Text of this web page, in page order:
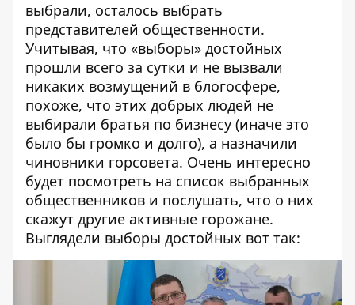
выбрали, осталось выбрать
представителей общественности.
Учитывая, что «выборы» достойных
прошли всего за сутки и не вызвали
никаких возмущений в блогосфере,
похоже, что этих добрых людей не
выбирали братья по бизнесу (иначе это
было бы громко и долго), а назначили
чиновники горсовета. Очень интересно
будет посмотреть на список выбранных
общественников и послушать, что о них
скажут другие активные горожане.
Выглядели выборы достойных вот так: